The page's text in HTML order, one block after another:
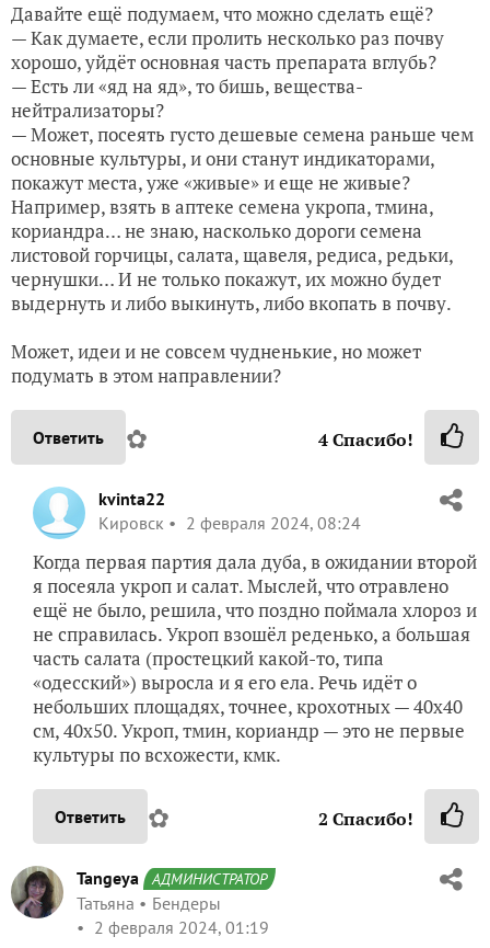
Давайте ещё подумаем, что можно сделать ещё?
— Как думаете, если пролить несколько раз почву
хорошо, уйдёт основная часть препарата вглубь?
— Есть ли «яд на яд», то бишь, вещества-
нейтрализаторы?
— Может, посеять густо дешевые семена раньше чем
основные культуры, и они станут индикаторами,
покажут места, уже «живые» и еще не живые?
Например, взять в аптеке семена укропа, тмина,
кориандра… не знаю, насколько дороги семена
листовой горчицы, салата, щавеля, редиса, редьки,
чернушки… И не только покажут, их можно будет
выдернуть и либо выкинуть, либо вкопать в почву.
Может, идеи и не совсем чудненькие, но может
подумать в этом направлении?
Ответить ✿ 4Спасибо!
kvinta22
Кировск
2 февраля 2024, 08:24
Когда первая партия дала дуба, в ожидании второй
я посеяла укроп и салат. Мыслей, что отравлено
ещё не было, решила, что поздно поймала хлороз и
не справилась. Укроп взошёл реденько, а большая
часть салата (простецкий какой-то, типа
«одесский») выросла и я его ела. Речь идёт о
небольших площадях, точнее, крохотных — 40х40
см, 40х50. Укроп, тмин, кориандр — это не первые
культуры по всхожести, кмк.
Ответить ✿ 2 Спасибо!
Tangeya АДМИНИСТРАТОР
Татьяна
Бендеры
2 февраля 2024, 01:19